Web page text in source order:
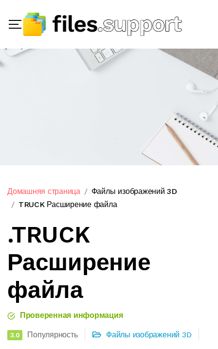
Домашняя страница
Файлы изображений 3D
TRUCK Расширение файла
.TRUCK
Расширение
файла
Проверенная информация
3.0 Популярность Файлы изображений 3D